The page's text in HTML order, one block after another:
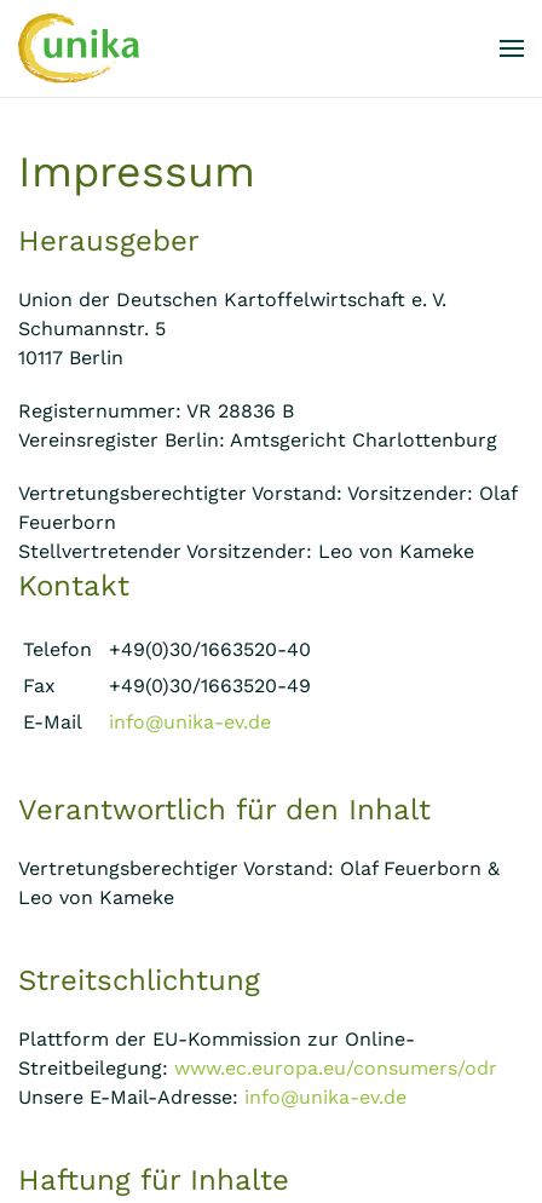
Skip to main content
Impressum
Herausgeber
Union der Deutschen Kartoffelwirtschaft e. V.
Schumannstr. 5
10117 Berlin
Registernummer: VR 28836 B
Vereinsregister Berlin: Amtsgericht Charlottenburg
Vertretungsberechtigter Vorstand: Vorsitzender: Olaf
Feuerborn
Stellvertretender Vorsitzender: Leo von Kameke
Kontakt
Telefon
+49(0)30/1663520-40
Fax
+49(0)30/1663520-49
E-Mail
info@unika-ev.de
Verantwortlich für den Inhalt
Vertretungsberechtiger Vorstand: Olaf Feuerborn &
Leo von Kameke
Streitschlichtung
Plattform der EU-Kommission zur Online-
Streitbeilegung: www.ec.europa.eu/consumers/odr
Unsere E-Mail-Adresse: info@unika-ev.de
Haftung für Inhalte